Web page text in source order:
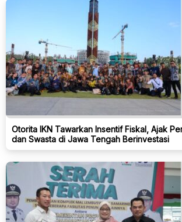
Otorita IKN Tawarkan Insentif Fiskal, Ajak
dan Swasta di Jawa Tengah Berinvestasi